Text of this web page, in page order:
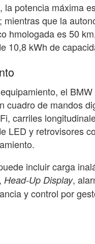
la potencia máxima
mientras que la
hmologada es 50
10,8 kWh de
el
cuadro de mandos
carriles
LED y retrovisores
incluir carga
Head-Up Display,
y control por